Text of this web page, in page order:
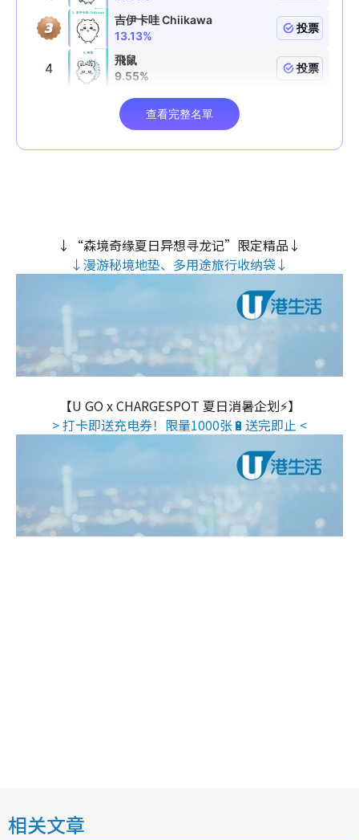
↓“森境奇缘夏日异想寻龙记”限定精品↓
↓漫游秘境地垫、多用途旅行收纳袋↓
【U GO x CHARGESPOT 夏日消暑企划⚡】
> 打卡即送充电券！限量1000张🔋送完即止 <
相关文章